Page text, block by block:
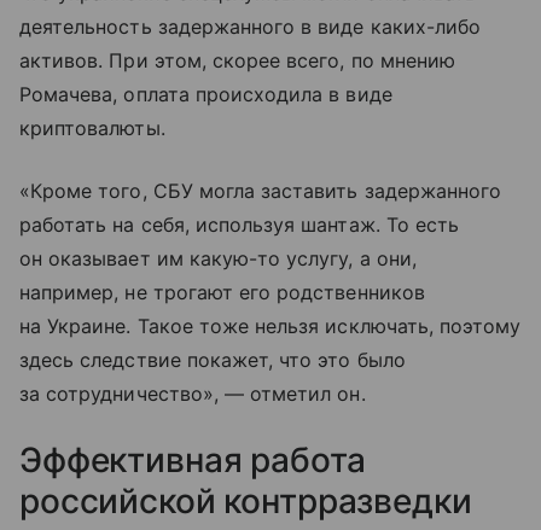
деятельность задержанного в виде каких-либо
активов. При этом, скорее всего, по мнению
Ромачева, оплата происходила в виде
криптовалюты.
«Кроме того, СБУ могла заставить задержанного
работать на себя, используя шантаж. То есть
он оказывает им какую-то услугу, а они,
например, не трогают его родственников
на Украине. Такое тоже нельзя исключать, поэтому
здесь следствие покажет, что это было
за сотрудничество», — отметил он.
Эффективная работа
российской контрразведки